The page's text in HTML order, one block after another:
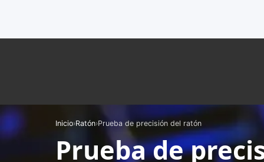
Inicio›Ratón›Prueba de precisión del ratón
Prueba de